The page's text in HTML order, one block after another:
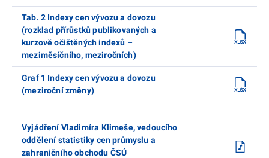
Tab. 2 Indexy cen vývozu a dovozu
(rozklad přírůstků publikovaných a
kurzově očištěných indexů –
meziměsíčního, meziročních)
Graf 1 Indexy cen vývozu a dovozu
(meziroční změny)
Vyjádření Vladimíra Klimeše, vedoucího
oddělení statistiky cen průmyslu a
zahraničního obchodu ČSÚ